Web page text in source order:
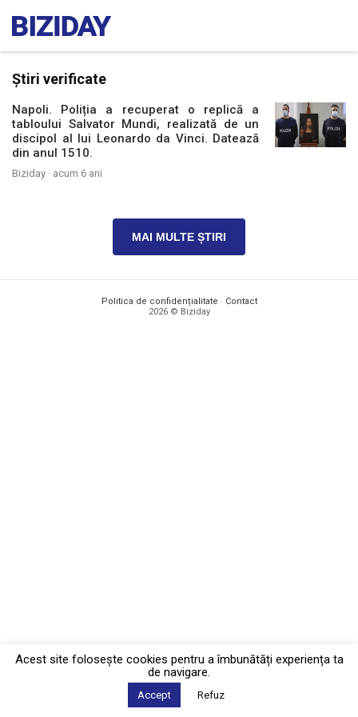
Știri verificate
Napoli. Poliția a recuperat o replică a
tabloului Salvator Mundi, realizată de un
discipol al lui Leonardo da Vinci. Datează
din anul 1510.
Biziday · acum 6 ani
MAI MULTE ȘTIRI
Politica de confidențialitate · Contact
2026 © Biziday
Acest site foloseşte cookies pentru a îmbunătăți experiența ta
de navigare.
Accept Refuz